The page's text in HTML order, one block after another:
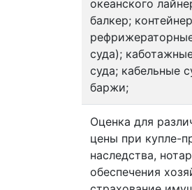
океанского
балкер;
суда);
суда; кабельные
баржи;
Оценка для
цены при купле-
наследства,
обеспечения